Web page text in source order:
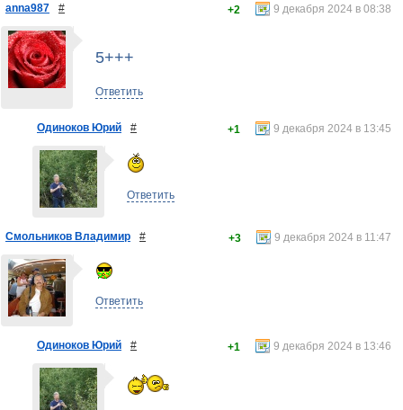
anna987 # 9 декабря 2024 в 08:38
+2
5+++
Ответить
Одиноков Юрий # 9 декабря 2024 в 13:45
+1
Ответить
Смольников Владимир # 9 декабря 2024 в 11:47
+3
Ответить
Одиноков Юрий # 9 декабря 2024 в 13:46
+1